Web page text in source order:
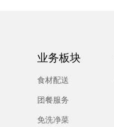
业务板块
食材配送
团餐服务
免洗净菜